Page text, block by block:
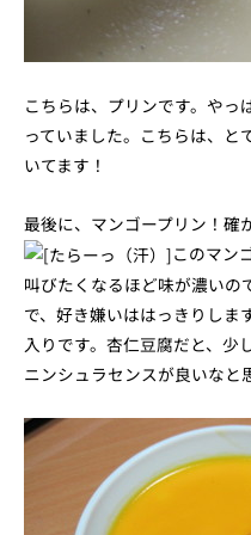
こちらは、プリンです。や
っていました。こちらは、と
いてます！
最後に、マンゴープリン！確
このマン
叫びたくなるほど味が濃いの
で、好き嫌いははっきりしま
入りです。杏仁豆腐だと、少
ニンシュラセンスが良いなと